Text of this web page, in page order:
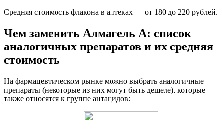
Средняя стоимость флакона в аптеках — от 180 до 220 рублей.
Чем заменить Алмагель А: список
аналогичных препаратов и их средняя
стоимость
На фармацевтическом рынке можно выбрать аналогичные
препараты (некоторые из них могут быть дешеле), которые
также относятся к группе антацидов: